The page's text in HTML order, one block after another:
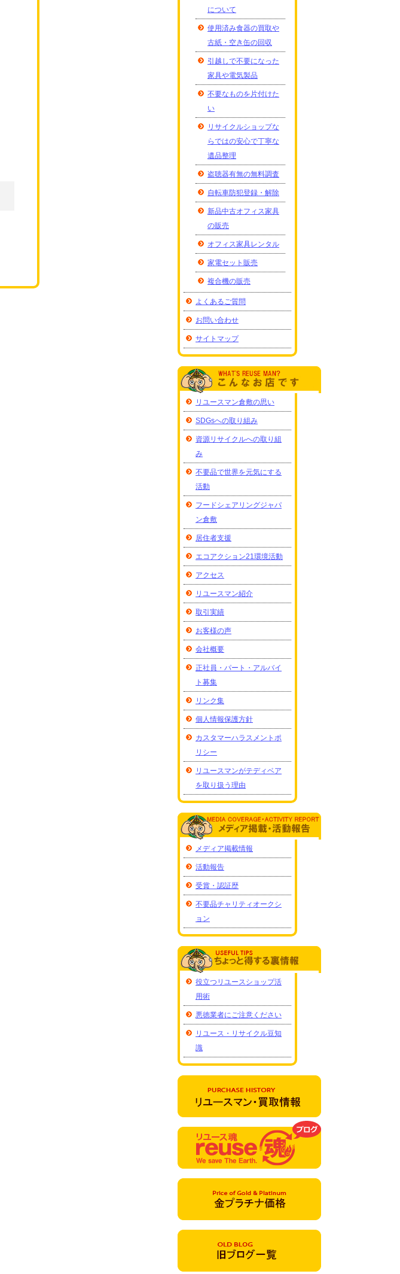
について
使用済み食器の買取や
古紙・空き缶の回収
引越しで不要になった
家具や電気製品
不要なものを片付けた
い
リサイクルショップな
らではの安心で丁寧な
遺品整理
盗聴器有無の無料調査
自転車防犯登録・解除
新品中古オフィス家具
の販売
オフィス家具レンタル
家電セット販売
複合機の販売
よくあるご質問
お問い合わせ
サイトマップ
リユースマン倉敷の思い
SDGsへの取り組み
資源リサイクルへの取り組
み
不要品で世界を元気にする
活動
フードシェアリングジャパ
ン倉敷
居住者支援
エコアクション21環境活動
アクセス
リユースマン紹介
取引実績
お客様の声
会社概要
正社員・パート・アルバイ
ト募集
リンク集
個人情報保護方針
カスタマーハラスメントポ
リシー
リユースマンがテディベア
を取り扱う理由
メディア掲載情報
活動報告
受賞・認証歴
不要品チャリティオークシ
ョン
役立つリユースショップ活
用術
悪徳業者にご注意ください
リユース・リサイクル豆知
識